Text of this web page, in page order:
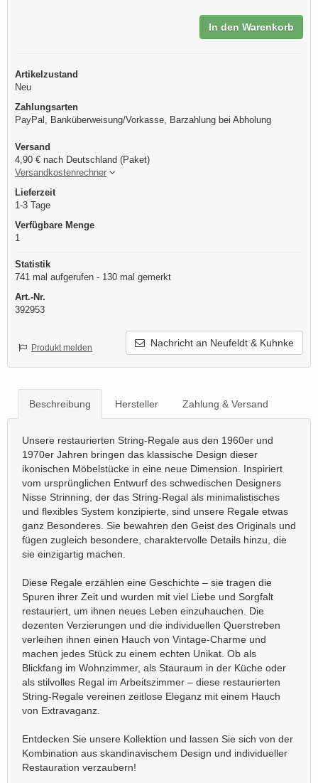
In den Warenkorb
Artikelzustand
Neu
Zahlungsarten
PayPal, Banküberweisung/Vorkasse, Barzahlung bei Abholung
Versand
4,90 € nach Deutschland (Paket)
Versandkostenrechner
Lieferzeit
1-3 Tage
Verfügbare Menge
1
Statistik
741 mal aufgerufen - 130 mal gemerkt
Art.-Nr.
392953
Nachricht an Neufeldt & Kuhnke
Produkt melden
Beschreibung Hersteller Zahlung & Versand
Unsere restaurierten String-Regale aus den 1960er und
1970er Jahren bringen das klassische Design dieser
ikonischen Möbelstücke in eine neue Dimension. Inspiriert
vom ursprünglichen Entwurf des schwedischen Designers
Nisse Strinning, der das String-Regal als minimalistisches
und flexibles System konzipierte, sind unsere Regale etwas
ganz Besonderes. Sie bewahren den Geist des Originals und
fügen zugleich besondere, charaktervolle Details hinzu, die
sie einzigartig machen.
Diese Regale erzählen eine Geschichte – sie tragen die
Spuren ihrer Zeit und wurden mit viel Liebe und Sorgfalt
restauriert, um ihnen neues Leben einzuhauchen. Die
dezenten Verzierungen und die individuellen Querstreben
verleihen ihnen einen Hauch von Vintage-Charme und
machen jedes Stück zu einem echten Unikat. Ob als
Blickfang im Wohnzimmer, als Stauraum in der Küche oder
als stilvolles Regal im Arbeitszimmer – diese restaurierten
String-Regale vereinen zeitlose Eleganz mit einem Hauch
von Extravaganz.
Entdecken Sie unsere Kollektion und lassen Sie sich von der
Kombination aus skandinavischem Design und individueller
Restauration verzaubern!